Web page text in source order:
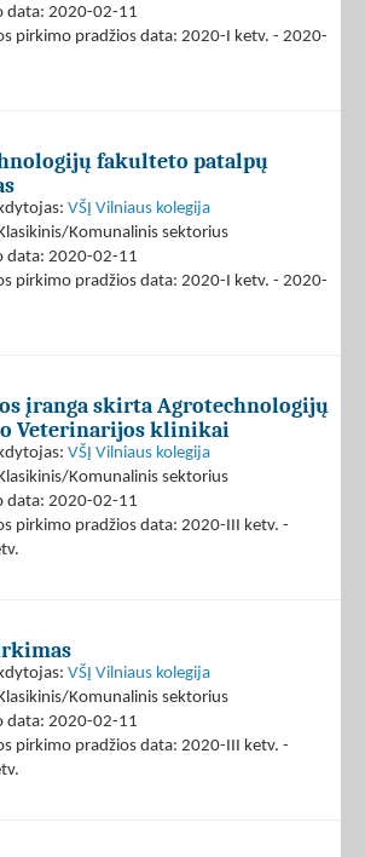
data: 2020-02-11
pirkimo pradžios data: 2020-I ketv. - 2020-
fakulteto patalpų
VŠĮ Vilniaus kolegija
Komunalinis sektorius
data: 2020-02-11
pirkimo pradžios data: 2020-I ketv. - 2020-
įranga skirta Agrotechnologijų
Veterinarijos klinikai
VŠĮ Vilniaus kolegija
Komunalinis sektorius
data: 2020-02-11
pirkimo pradžios data: 2020-III ketv. -
VŠĮ Vilniaus kolegija
Komunalinis sektorius
data: 2020-02-11
pirkimo pradžios data: 2020-III ketv. -